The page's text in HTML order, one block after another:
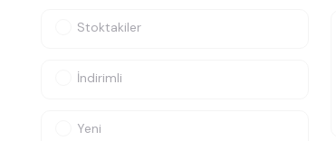
Stoktakiler
İndirimli
Yeni